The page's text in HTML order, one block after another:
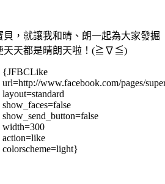
貝，就讓我和晴、朗一起為大家發掘
天天都是晴朗天啦！(≧∇≦)
{JFBCLike
url=http://www.facebook.com/pages/
layout=standard
show_faces=false
show_send_button=false
width=300
action=like
colorscheme=light}